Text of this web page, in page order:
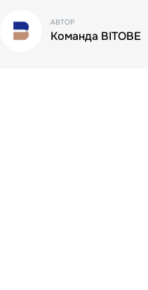
АВТОР
Команда BITOBE